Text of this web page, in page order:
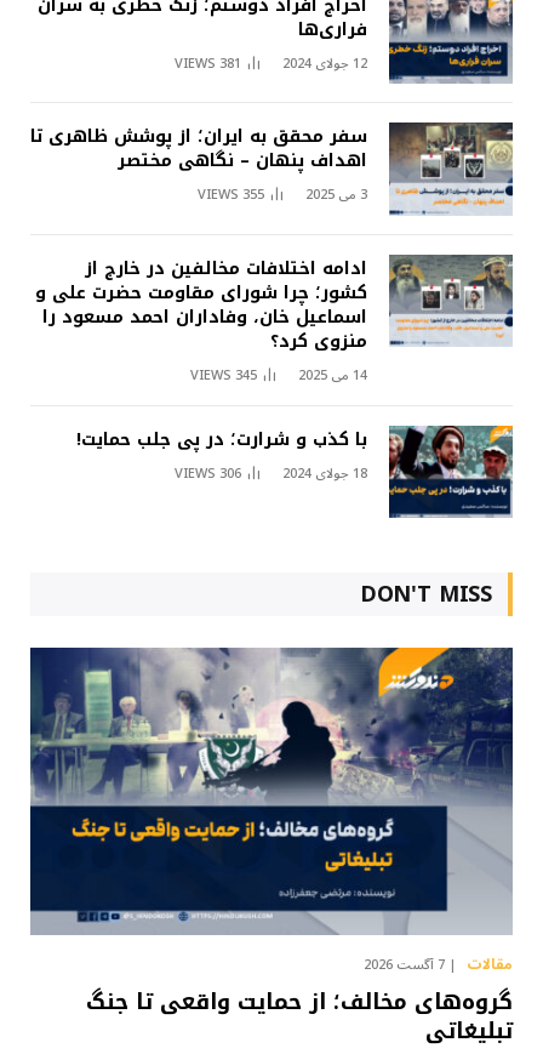
فراری‌ها
12 جولای 2024 381
VIEWS
سفر محقق به ایران؛ از پوشش ظاهری تا
اهداف پنهان – نگاهی مختصر
3 می 2025 355
VIEWS
ادامه اختلافات مخالفین در خارج از
کشور؛ چرا شورای مقاومت حضرت علی و
اسماعیل خان، وفاداران احمد مسعود را
منزوی کرد؟
14 می 2025 345
VIEWS
با کذب و شرارت؛ در پی جلب حمایت!
18 جولای 2024 306
VIEWS
DON'T MISS
مقالات 7 آگست 2026
گروه‌های مخالف؛ از حمایت واقعی تا جنگ
تبلیغاتی